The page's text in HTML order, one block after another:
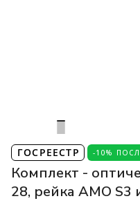
ГОСРЕЕСТР -10%
Комплект -
28, рейка AMO S3